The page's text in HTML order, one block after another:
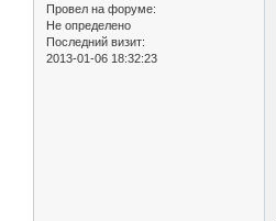
Провел на форуме:
Не определено
Последний визит:
2013-01-06 18:32:23